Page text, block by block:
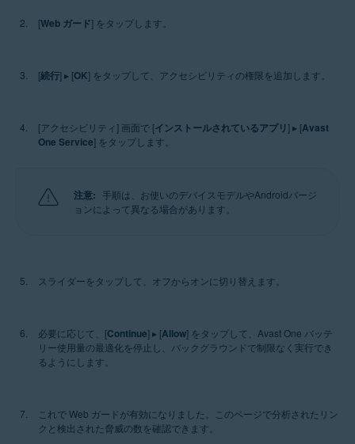
[Web ガード] をタップします。
[続行] ▸ [OK] をタップして、アクセシビリティの権限を追加します。
[アクセシビリティ] 画面で [インストールされているアプリ] ▸ [Avast
One Service] をタップします。
注意: 手順は、お使いのデバイスモデルやAndroidバージ
ョンによって異なる場合があります。
スライダーをタップして、オフからオンに切り替えます。
必要に応じて、[Continue] ▸ [Allow] をタップして、Avast One バッテ
リー使用量の最適化を停止し、バックグラウンドで制限なく実行でき
るようにします。
これで Web ガードが有効になりました。このページで分析されたリン
クと検出された脅威の数を確認できます。